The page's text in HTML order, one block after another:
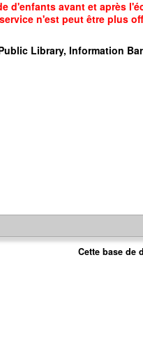
d'enfants avant et après
n'est peut être plus
Library, Information
Cette base de